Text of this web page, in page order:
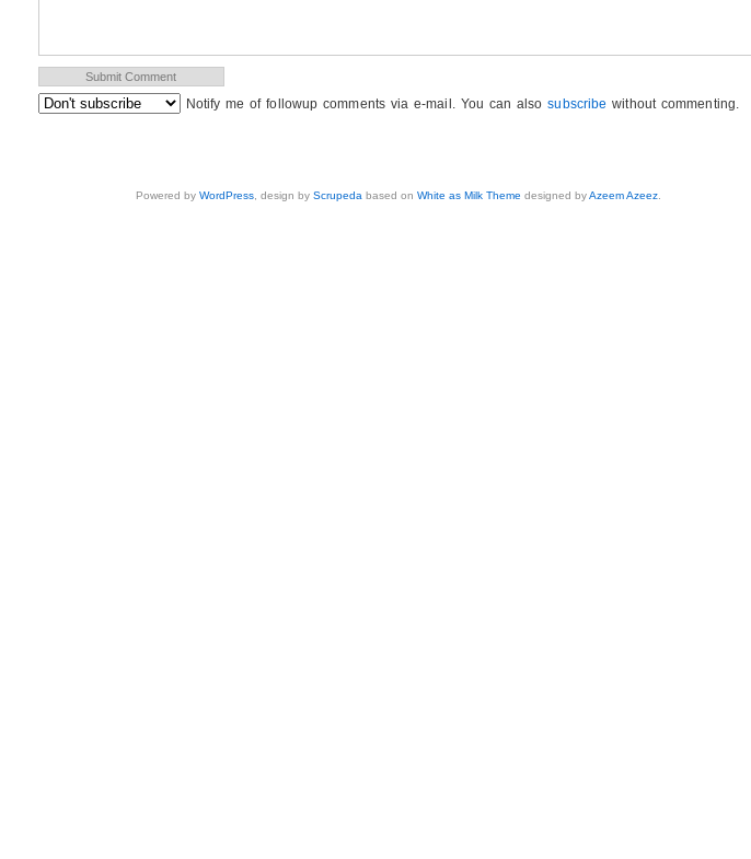
Notify me of followup comments via e-mail. You can alsosubscribe without commenting.
Powered byWordPress , design byScrupeda based onWhite as Milk Theme designed byAzeem Azeez